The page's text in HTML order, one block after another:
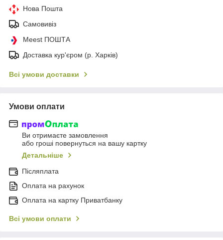
Нова Пошта
Самовивіз
Meest ПОШТА
Доставка кур'єром (р. Харків)
Всі умови доставки
Умови оплати
Ви отримаєте замовлення
або гроші повернуться на вашу картку
Детальніше
Післяплата
Оплата на рахунок
Оплата на картку Приватбанку
Всі умови оплати